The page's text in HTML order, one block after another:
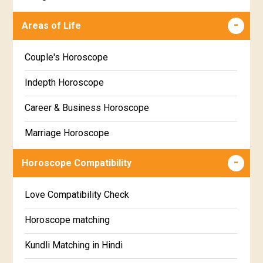
Makha Star Horoscope
Uttara Phalguni Star Horoscope
Hastha Star Horoscope
Chitha Star Horoscope
Swathi Star Horoscope
Visakha Star Horoscope
Jyeshta Star Horoscope
Moola Star Horoscope
Malayalam
Marathi
Gujarati
Sinhala
Areas of Life
Couple's Horoscope
Indepth Horoscope
Career & Business Horoscope
Marriage Horoscope
Wealth & Fortune Horoscope
Super Horoscope
Future Book
Numerology
Horoscope Compatibility
Love Compatibility Check
Horoscope matching
Kundli Matching in Hindi